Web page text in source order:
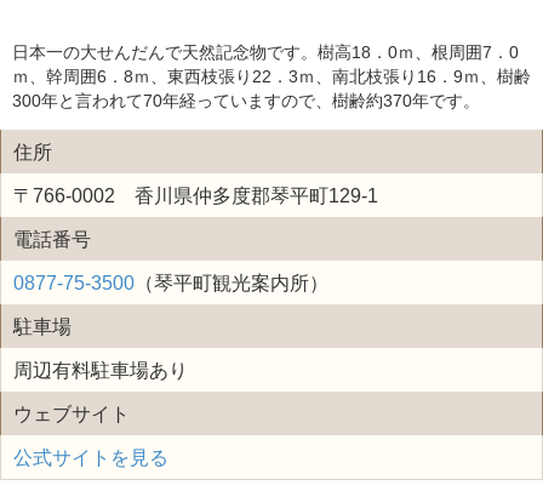
日本一の大せんだんで天然記念物です。樹高18．0ｍ、根周囲7．0
ｍ、幹周囲6．8ｍ、東西枝張り22．3ｍ、南北枝張り16．9ｍ、樹齢
300年と言われて70年経っていますので、樹齢約370年です。
住所
〒766-0002 香川県仲多度郡琴平町129-1
電話番号
0877-75-3500 （琴平町観光案内所）
駐車場
周辺有料駐車場あり
ウェブサイト
公式サイトを見る